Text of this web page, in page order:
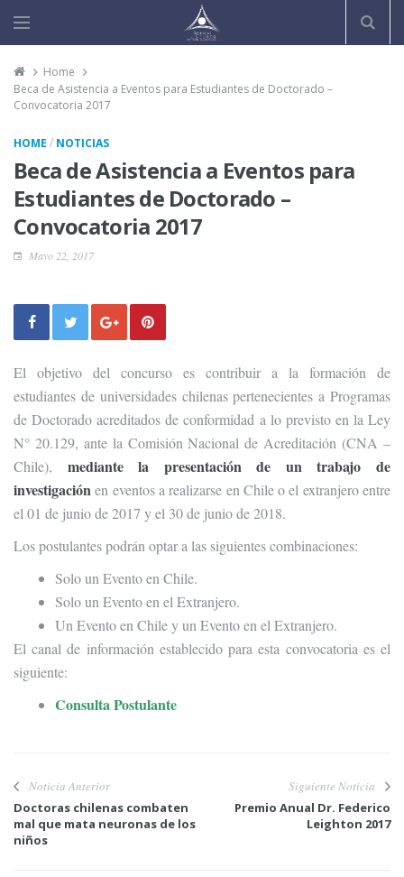
Home
Beca de Asistencia a Eventos para Estudiantes de Doctorado –
Convocatoria 2017
HOME / NOTICIAS
Beca de Asistencia a Eventos para
Estudiantes de Doctorado –
Convocatoria 2017
Mayo 22, 2017
El objetivo del concurso es contribuir a la formación de
estudiantes de universidades chilenas pertenecientes a Programas
de Doctorado acreditados de conformidad a lo previsto en la Ley
N° 20.129, ante la Comisión Nacional de Acreditación (CNA –
Chile), mediante la presentación de un trabajo de
investigaciónen eventos a realizarse en Chile o el extranjero entre
el 01 de junio de 2017 y el 30 de junio de 2018.
Los postulantes podrán optar a las siguientes combinaciones:
Solo un Evento en Chile.
Solo un Evento en el Extranjero.
Un Evento en Chile y un Evento en el Extranjero.
El canal de información establecido para esta convocatoria es el
siguiente:
Consulta Postulante
Noticia Anterior
Doctoras chilenas combaten
mal que mata neuronas de los
niños
Siguiente Noticia
Premio Anual Dr. Federico
Leighton 2017